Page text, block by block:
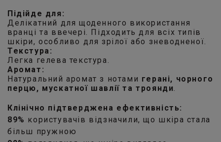
Підійде для:
Делікатний для щоденного використання
вранці та ввечері. Підходить для всіх типів
шкіри, особливо для зрілої або зневодненої.
Текстура:
Легка гелева текстура.
Аромат:
Натуральний аромат з нотами герані, чорного
перцю, мускатної шавлії та троянди.
Клінічно підтверджена ефективність:
89% користувачів відзначили, що шкіра стала
більш пружною